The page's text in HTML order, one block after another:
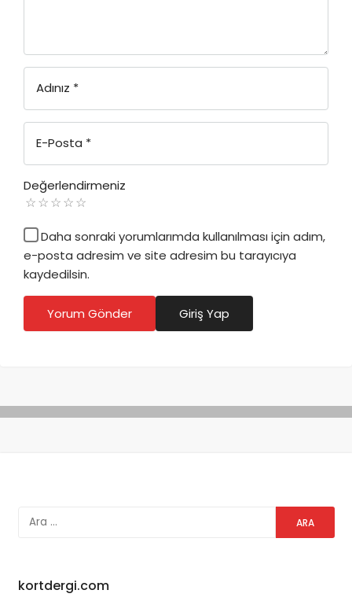
Adınız *
E-Posta *
Değerlendirmeniz
Daha sonraki yorumlarımda kullanılması için adım,
e-posta adresim ve site adresim bu tarayıcıya
kaydedilsin.
Yorum Gönder Giriş Yap
kortdergi.com